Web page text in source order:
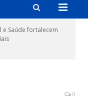
e Saúde fortalecem
0